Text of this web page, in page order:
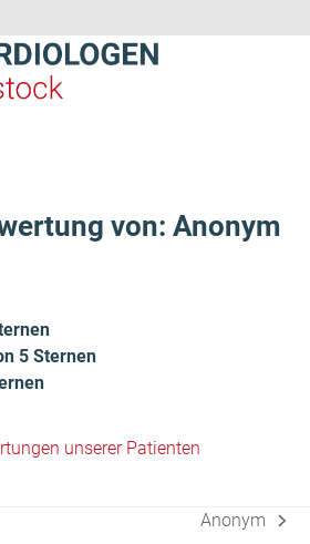
von: Anonym
5 Sternen
unserer Patienten
Nächster
Anonym